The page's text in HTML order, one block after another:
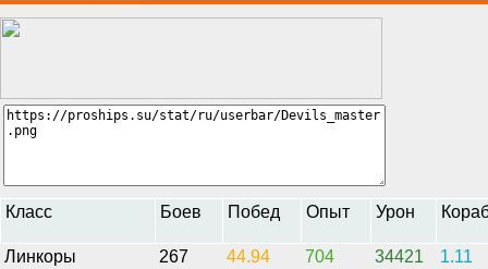
Класс Боев Побед Опыт Урон
Линкоры 267 44.94 704 34421
1.11